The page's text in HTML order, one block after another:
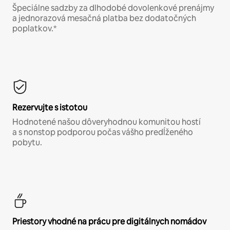
Špeciálne sadzby za dlhodobé dovolenkové prenájmy
a jednorazová mesačná platba bez dodatočných
poplatkov.*
Rezervujte s istotou
Hodnotené našou dôveryhodnou komunitou hostí
a s nonstop podporou počas vášho predĺženého
pobytu.
Priestory vhodné na prácu pre digitálnych nomádov